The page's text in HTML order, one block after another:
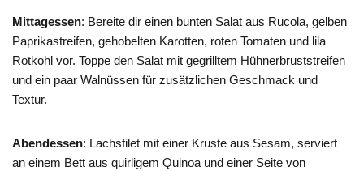
Mittagessen: Bereite dir einen bunten Salat aus Rucola, gelben
Paprikastreifen, gehobelten Karotten, roten Tomaten und lila
Rotkohl vor. Toppe den Salat mit gegrilltem Hühnerbruststreifen
und ein paar Walnüssen für zusätzlichen Geschmack und
Textur.
Abendessen: Lachsfilet mit einer Kruste aus Sesam, serviert
an einem Bett aus quirligem Quinoa und einer Seite von